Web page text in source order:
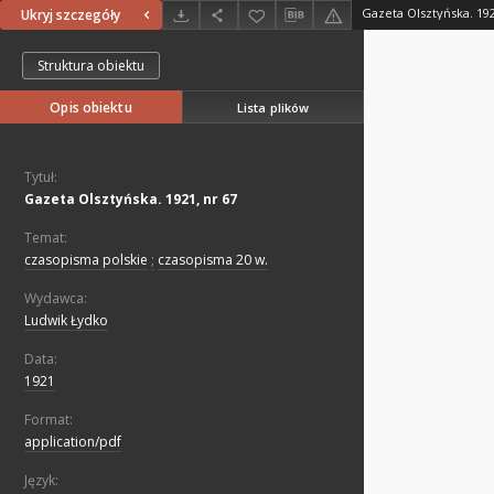
Ukryj szczegóły Gazeta Olsztyńska.
Struktura obiektu
Opis obiektu Lista plików
Tytuł:
Gazeta Olsztyńska. 1921, nr 67
Temat:
czasopisma polskie ; czasopisma 20 w.
Wydawca:
Ludwik Łydko
Data:
1921
Format:
application/pdf
Język: